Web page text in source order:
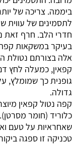
לתסמינים של עווית
חדרי הלב. חרף זאת
בעיקר במשקאות
אלה בצורתם נטולת
קפאין, כמעלה לחץ
גופנית כך שמומלץ,
גדולה.
קפה נטול קפאין
כלוריד (חומר
שאחראיות על טעם
טכניקה זו ספגה